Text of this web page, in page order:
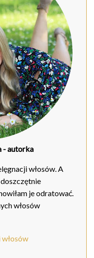
- autorka
włosów. A
je odratować.
włosów